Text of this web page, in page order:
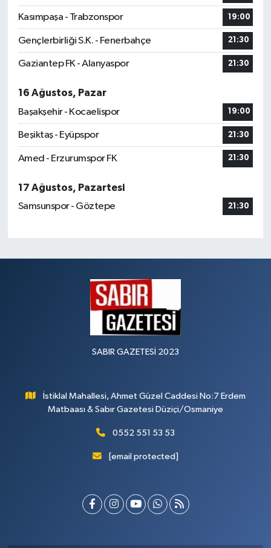
Kasımpaşa - Trabzonspor 19:00
Gençlerbirliği S.K. - Fenerbahçe 21:30
Gaziantep FK - Alanyaspor 21:30
16 Ağustos, Pazar
Başakşehir - Kocaelispor
19:00
Beşiktaş - Eyüpspor 21:30
Amed - Erzurumspor FK 21:30
17 Ağustos, Pazartesi
Samsunspor - Göztepe
21:30
SABIR GAZETESİ 2023
İstiklal Mahallesi, Ahmet Güzel Caddesi No:7 Erdem
Matbaası & Sabır Gazetesi Düziçi/Osmaniye
0552 551 53 53
[email protected]